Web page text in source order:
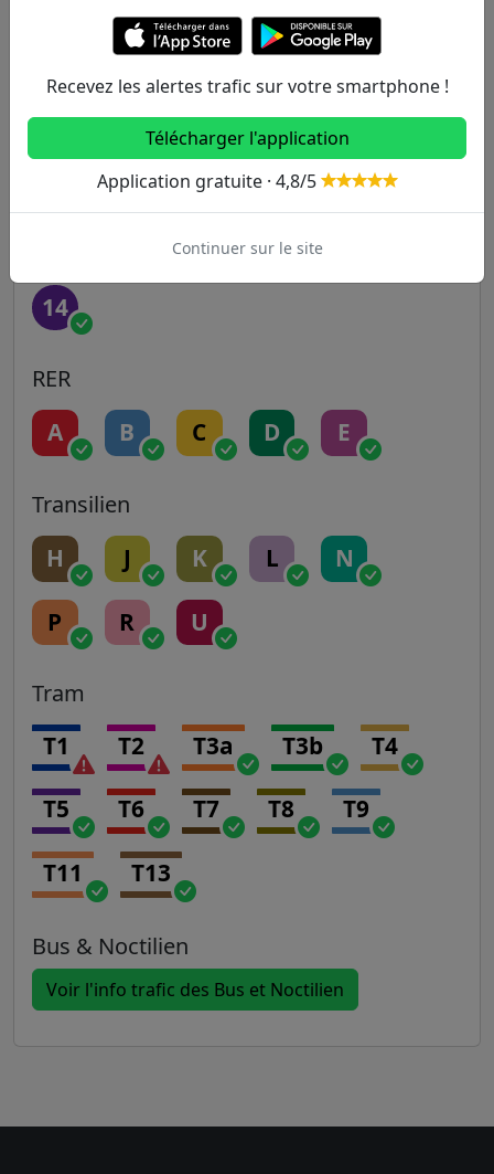
Autres lignes
1 2 3 3B 4
6 7 7B 8
11 12
14
RER
A B C D E
Transilien
H J K L N
P R U
Tram
T1 T2 T3a T3b T4
T5 T6 T7 T8 T9
T11 T13
Bus & Noctilien
Voir l'info trafic des Bus et Noctilien
Recevez les alertes trafic sur votre smartphone !
Télécharger l'application
Application gratuite · 4,8/5
Continuer sur le site